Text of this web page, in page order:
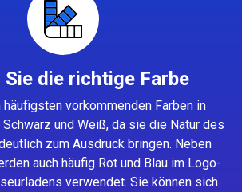
Sie die richtige Farbe
vorkommenden Farben in
und Weiß, da sie die Natur des
zum Ausdruck bringen. Neben
auch häufig Rot und Blau im Logo-
verwendet. Sie können sich